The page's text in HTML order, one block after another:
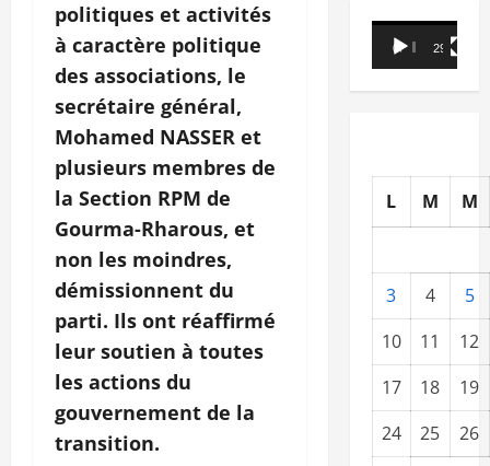
politiques et activités
à caractère politique
des associations, le
secrétaire général,
Mohamed NASSER et
plusieurs membres de
la Section RPM de
Gourma-Rharous, et
non les moindres,
démissionnent du
parti. Ils ont réaffirmé
leur soutien à toutes
les actions du
gouvernement de la
transition.
Lecteur
vidéo
00:00 29:21
L M M
3 4
5
10
11
12
17
18
19
24
25
26